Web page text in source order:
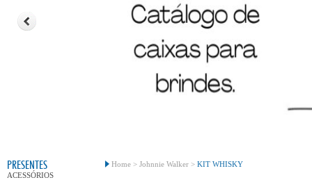
PRESENTES
ACESSÓRIOS
Home > Johnnie Walker > KIT WHISKY